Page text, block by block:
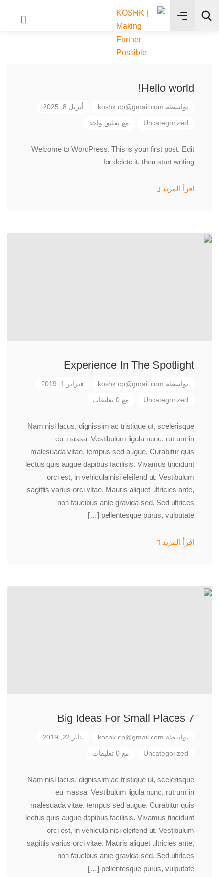
Hello world!
بواسطة koshk.cp@gmail.com أبريل 8, 2025
Uncategorized مع تعليق واحد
Welcome to WordPress. This is your first post. Edit
or delete it, then start writing!
اقرأ المزيد
Experience In The Spotlight
بواسطة koshk.cp@gmail.com فبراير 1, 2019
Uncategorized مع 0 تعليقات
Nam nisl lacus, dignissim ac tristique ut, scelerisque
eu massa. Vestibulum ligula nunc, rutrum in
malesuada vitae, tempus sed augue. Curabitur quis
lectus quis augue dapibus facilisis. Vivamus tincidunt
orci est, in vehicula nisi eleifend ut. Vestibulum
sagittis varius orci vitae. Mauris aliquet ultricies ante,
non faucibus ante gravida sed. Sed ultrices
pellentesque purus, vulputate […]
اقرأ المزيد
7 Big Ideas For Small Places
بواسطة koshk.cp@gmail.com يناير 22, 2019
Uncategorized مع 0 تعليقات
Nam nisl lacus, dignissim ac tristique ut, scelerisque
eu massa. Vestibulum ligula nunc, rutrum in
malesuada vitae, tempus sed augue. Curabitur quis
lectus quis augue dapibus facilisis. Vivamus tincidunt
orci est, in vehicula nisi eleifend ut. Vestibulum
sagittis varius orci vitae. Mauris aliquet ultricies ante,
non faucibus ante gravida sed. Sed ultrices
pellentesque purus, vulputate […]